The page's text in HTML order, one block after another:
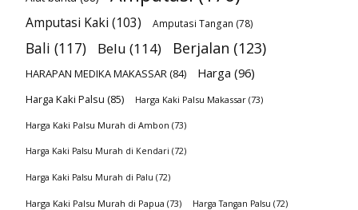
Amputasi Kaki (103) Amputasi Tangan (78)
Bali (117) Belu (114) Berjalan (123)
HARAPAN MEDIKA MAKASSAR (84) Harga (96)
Harga Kaki Palsu (85) Harga Kaki Palsu Makassar (73)
Harga Kaki Palsu Murah di Ambon (73)
Harga Kaki Palsu Murah di Kendari (72)
Harga Kaki Palsu Murah di Palu (72)
Harga Kaki Palsu Murah di Papua (73) Harga Tangan Palsu (72)